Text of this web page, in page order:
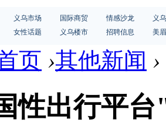
义乌市场 国际商贸 情感沙龙
义
女性话题 义乌楼市 招聘信息 美
页 ›其他新闻 ›
性出行平